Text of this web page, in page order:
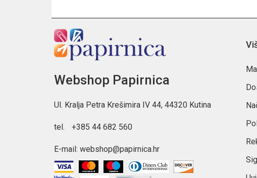
Webshop Papirnica
Ul. Kralja Petra Krešimira IV 44, 44320 Kutina
tel. +385 44 682 560
E-mail: webshop@papirnica.hr